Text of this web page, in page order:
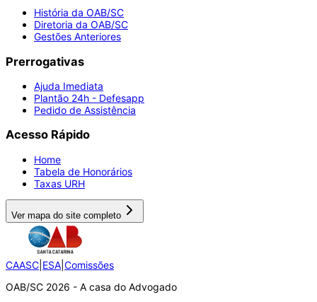
História da OAB/SC
Diretoria da OAB/SC
Gestões Anteriores
Prerrogativas
Ajuda Imediata
Plantão 24h - Defesapp
Pedido de Assistência
Acesso Rápido
Home
Tabela de Honorários
Taxas URH
Ver mapa do site completo
CAASC ESA Comissões
OAB/SC 2026 - A casa do Advogado